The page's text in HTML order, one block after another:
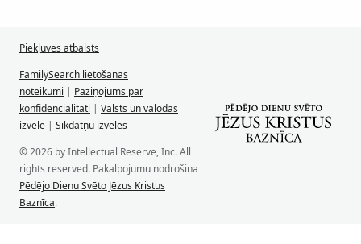
Piekļuves atbalsts
FamilySearch lietošanas
noteikumi | Paziņojums par
konfidencialitāti | Valsts un valodas
izvēle | Sīkdatņu izvēles
© 2026 by Intellectual Reserve, Inc. All
rights reserved. Pakalpojumu nodrošina
Pēdējo Dienu Svēto Jēzus Kristus
Baznīca.